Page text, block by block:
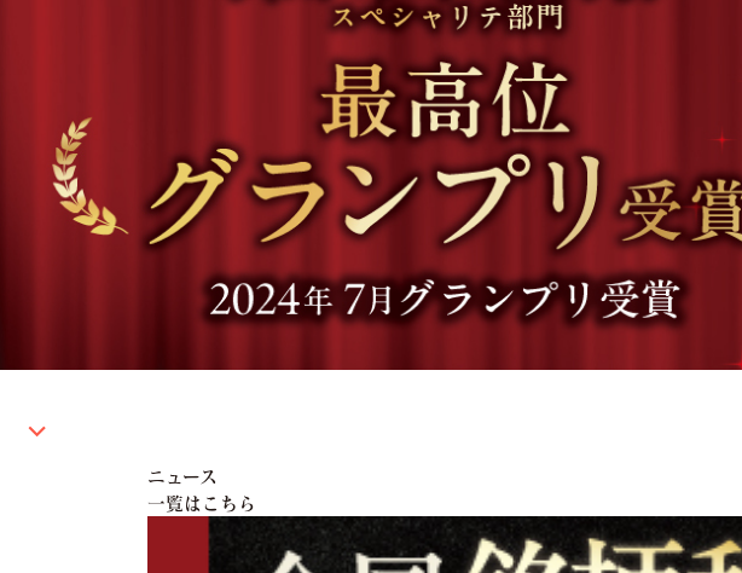
ニュース
一覧はこちら